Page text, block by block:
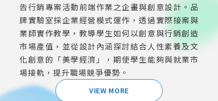
告行銷專案活動前端作業之企畫與創意設計。品
牌實驗室採企業經營模式運作，透過實際接案與
業師實作教學，教導學生如何以創意與行銷創造
市場產值，並從設計內涵探討結合人性素養及文
化創意的「美學經濟」，期使學生能夠與就業市
場接軌，提升職場競爭優勢。
VIEW MORE